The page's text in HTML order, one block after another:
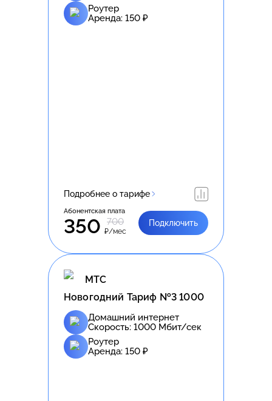
Роутер
Аренда: 150 ₽
Подробнее о тарифе
Абонентская плата
350 700
₽/мес
Подключить
МТС
Новогодний Тариф №3 1000
Домашний интернет
Скорость: 1000 Мбит/сек
Роутер
Аренда: 150 ₽